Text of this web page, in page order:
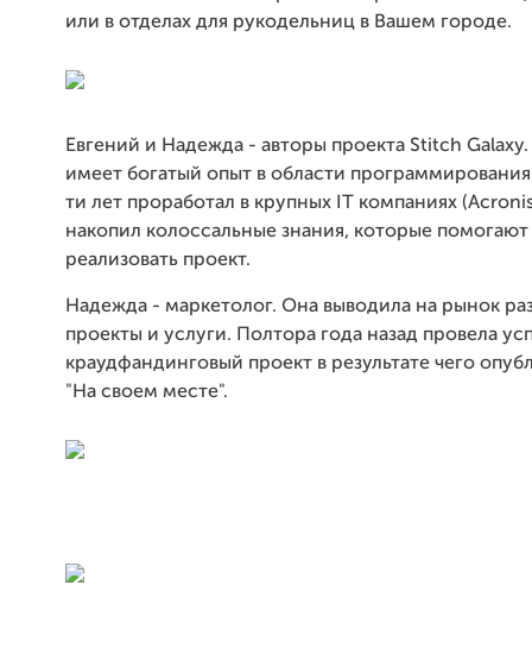
или в отделах для рукодельниц в Вашем городе.
Евгений и Надежда - авторы проекта Stitch
имеет богатый опыт в области
ти лет проработал в крупных IT компаниях
накопил колоссальные знания, которые помогают
реализовать проект.
Надежда - маркетолог. Она выводила на рынок
проекты и услуги. Полтора года назад провела
краудфандинговый проект в результате чего
"На своем месте".